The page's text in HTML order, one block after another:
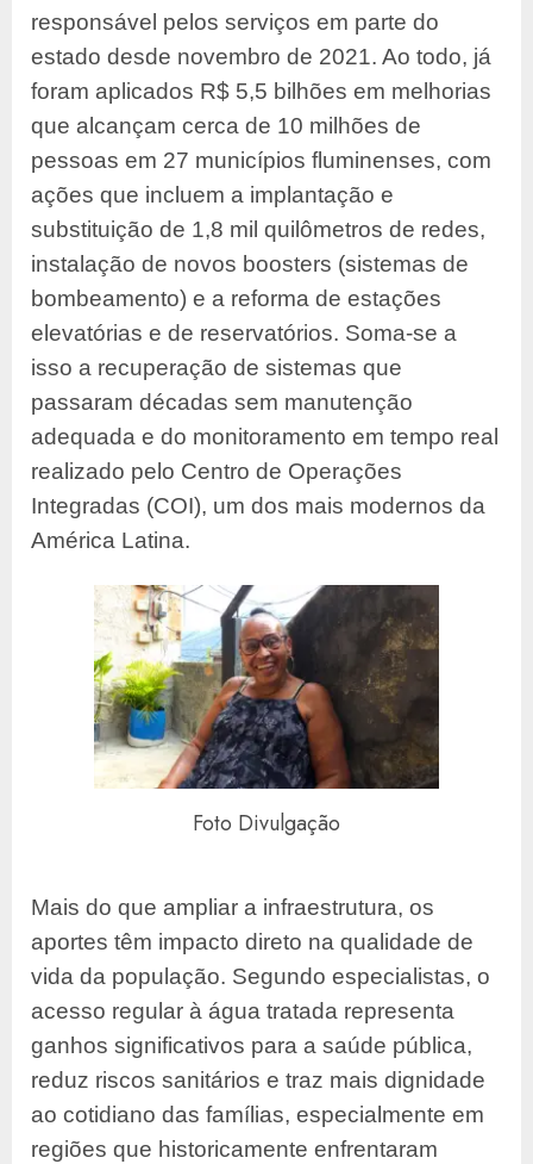
responsável pelos serviços em parte do
estado desde novembro de 2021. Ao todo, já
foram aplicados R$ 5,5 bilhões em melhorias
que alcançam cerca de 10 milhões de
pessoas em 27 municípios fluminenses, com
ações que incluem a implantação e
substituição de 1,8 mil quilômetros de redes,
instalação de novos boosters (sistemas de
bombeamento) e a reforma de estações
elevatórias e de reservatórios. Soma-se a
isso a recuperação de sistemas que
passaram décadas sem manutenção
adequada e do monitoramento em tempo real
realizado pelo Centro de Operações
Integradas (COI), um dos mais modernos da
América Latina.
Foto Divulgação
Mais do que ampliar a infraestrutura, os
aportes têm impacto direto na qualidade de
vida da população. Segundo especialistas, o
acesso regular à água tratada representa
ganhos significativos para a saúde pública,
reduz riscos sanitários e traz mais dignidade
ao cotidiano das famílias, especialmente em
regiões que historicamente enfrentaram